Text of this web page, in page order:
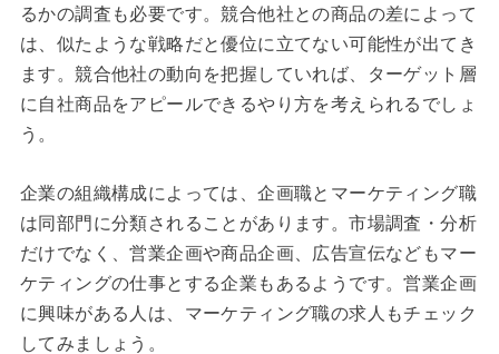
るかの調査も必要です。競合他社との商品の差によって
は、似たような戦略だと優位に立てない可能性が出てき
ます。競合他社の動向を把握していれば、ターゲット層
に自社商品をアピールできるやり方を考えられるでしょ
う。
企業の組織構成によっては、企画職とマーケティング職
は同部門に分類されることがあります。市場調査・分析
だけでなく、営業企画や商品企画、広告宣伝などもマー
ケティングの仕事とする企業もあるようです。営業企画
に興味がある人は、マーケティング職の求人もチェック
してみましょう。